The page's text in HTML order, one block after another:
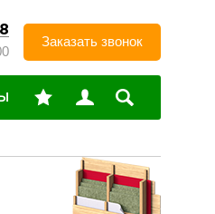
Заказать звонок